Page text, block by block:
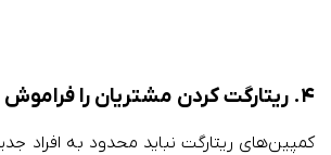
۴. ریتارگت کردن مشتریان را فراموش
کمپین‌های ریتارگت نباید محدود به افراد